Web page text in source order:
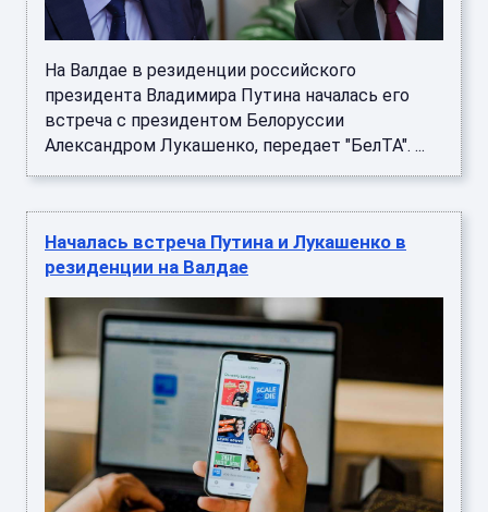
На Валдае в резиденции российского
президента Владимира Путина началась его
встреча с президентом Белоруссии
Александром Лукашенко, передает "БелТА". ...
Началась встреча Путина и Лукашенко в
резиденции на Валдае